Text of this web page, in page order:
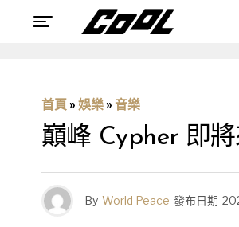
首頁 » 娛樂 » 音樂
巔峰 Cypher 即
By World Peace 發布日期